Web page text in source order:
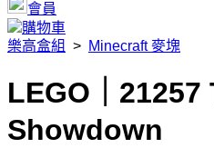
會員
購物車
樂高盒組 > Minecraft 麥塊
LEGO｜
Showdown